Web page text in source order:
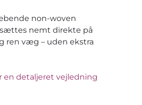
non-woven
nemt direkte på
ren væg – uden ekstra
en detaljeret vejledning